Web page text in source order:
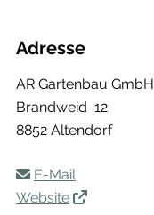
Adresse
AR Gartenbau GmbH
Brandweid 12
8852 Altendorf
E-Mail
Website